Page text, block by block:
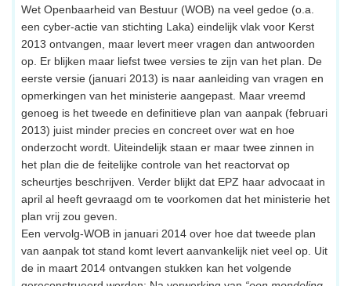
Wet Openbaarheid van Bestuur (WOB) na veel gedoe (o.a.
een cyber-actie van stichting Laka) eindelijk vlak voor Kerst
2013 ontvangen, maar levert meer vragen dan antwoorden
op. Er blijken maar liefst twee versies te zijn van het plan. De
eerste versie (januari 2013) is naar aanleiding van vragen en
opmerkingen van het ministerie aangepast. Maar vreemd
genoeg is het tweede en definitieve plan van aanpak (februari
2013) juist minder precies en concreet over wat en hoe
onderzocht wordt. Uiteindelijk staan er maar twee zinnen in
het plan die de feitelijke controle van het reactorvat op
scheurtjes beschrijven. Verder blijkt dat EPZ haar advocaat in
april al heeft gevraagd om te voorkomen dat het ministerie het
plan vrij zou geven.
Een vervolg-WOB in januari 2014 over hoe dat tweede plan
van aanpak tot stand komt levert aanvankelijk niet veel op. Uit
de in maart 2014 ontvangen stukken kan het volgende